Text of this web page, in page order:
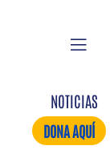
NOTICIAS
DONA AQUÍ